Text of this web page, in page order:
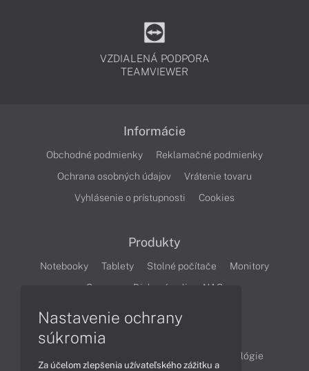
VZDIALENÁ PODPORA
TEAMVIEWER
Informácie
Obchodné podmienky
Reklamačné podmienky
Ochrana osobných údajov
Vrátenie tovaru
Vyhlásenie o prístupnosti
Cookies
Produkty
Notebooky Tablety Stolné počítače
Monitory
Servery
Diskové polia a NAS
Technológie
Nastavenie ochrany
súkromia
Za účelom zlepšenia užívateľského zážitku a